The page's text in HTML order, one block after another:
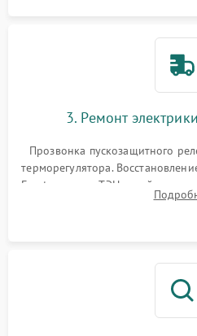
3. Ремонт
Прозвонка пускозащитного
терморегулятора.
Frost, включая ТЭН оттайки и
платы управления при